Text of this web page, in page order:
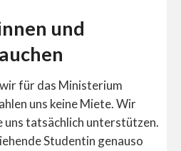
und
für das Ministerium
uns keine Miete.Wir
uns tatsächlich unterstützen.
Studentin genauso